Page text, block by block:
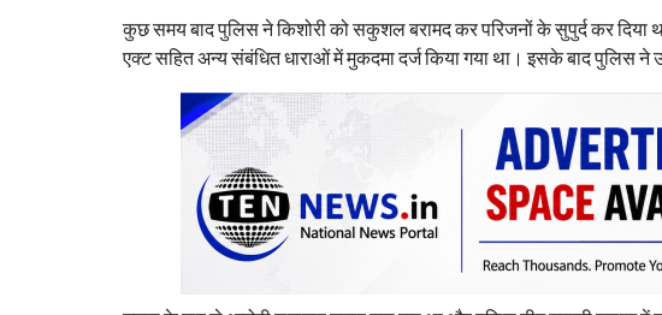
कुछ समय बाद पुलिस ने किशोरी को सकुशल बरामद कर परिजनों के सुपुर्द कर दिया
एक्ट सहित अन्य संबंधित धाराओं में मुकदमा दर्ज किया गया था। इसके बाद पुलिस ने